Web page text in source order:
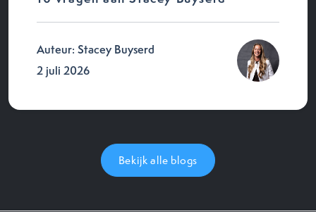
Auteur: Stacey Buyserd
2 juli 2026
Bekijk alle blogs